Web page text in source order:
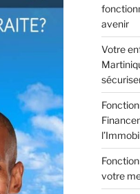
avenir
Votre
votre